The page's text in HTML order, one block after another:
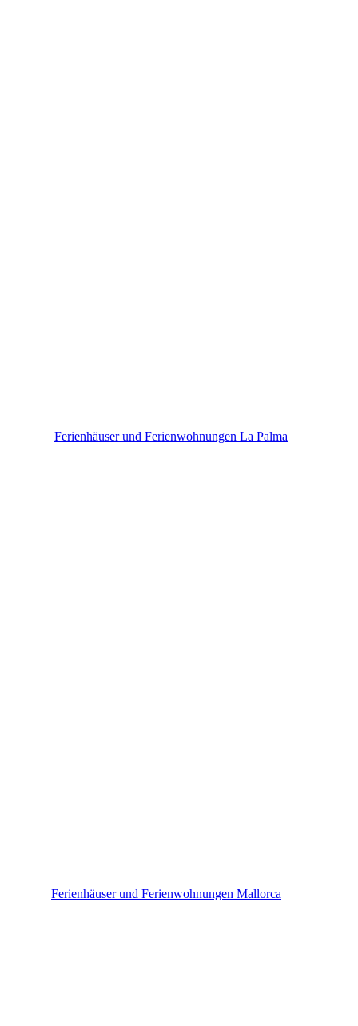
Ferienhäuser und Ferienwohnungen La Palma
Ferienhäuser und Ferienwohnungen Mallorca